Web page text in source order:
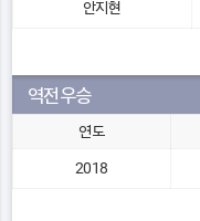
안지현
역전우승
연도
2018